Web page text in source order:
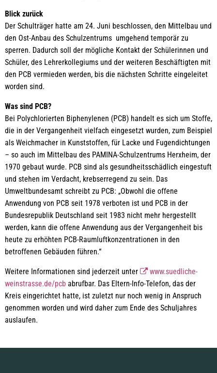
Blick zurück
Der Schulträger hatte am 24. Juni beschlossen, den Mittelbau und
den Ost-Anbau des Schulzentrums umgehend temporär zu
sperren. Dadurch soll der mögliche Kontakt der Schülerinnen und
Schüler, des Lehrerkollegiums und der weiteren Beschäftigten mit
den PCB vermieden werden, bis die nächsten Schritte eingeleitet
worden sind.
Was sind PCB?
Bei Polychlorierten Biphenylenen (PCB) handelt es sich um Stoffe,
die in der Vergangenheit vielfach eingesetzt wurden, zum Beispiel
als Weichmacher in Kunststoffen, für Lacke und Fugendichtungen
– so auch im Mittelbau des PAMINA-Schulzentrums Herxheim, der
1970 gebaut wurde. PCB sind als gesundheitsschädlich eingestuft
und stehen im Verdacht, krebserregend zu sein. Das
Umweltbundesamt schreibt zu PCB: „Obwohl die offene
Anwendung von PCB seit 1978 verboten ist und PCB in der
Bundesrepublik Deutschland seit 1983 nicht mehr hergestellt
werden, kann die offene Anwendung aus der Vergangenheit bis
heute zu erhöhten PCB-Raumluftkonzentrationen in den
betroffenen Gebäuden führen.“
Weitere Informationen sind jederzeit unter
www.suedliche-
weinstrasse.de/pcb abrufbar. Das Eltern-Info-Telefon, das der
Kreis eingerichtet hatte, ist zuletzt nur noch wenig in Anspruch
genommen worden und wird daher zum Ende des Schuljahres
auslaufen.